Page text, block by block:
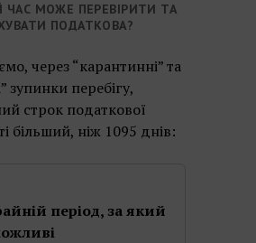
ЧАС МОЖЕ ПЕРЕВІРИТИ ТА
ПОДАТКОВА?
через “карантинні” та
зупинки перебігу,
строк податкової
більший, ніж 1095 днів:
період, за який